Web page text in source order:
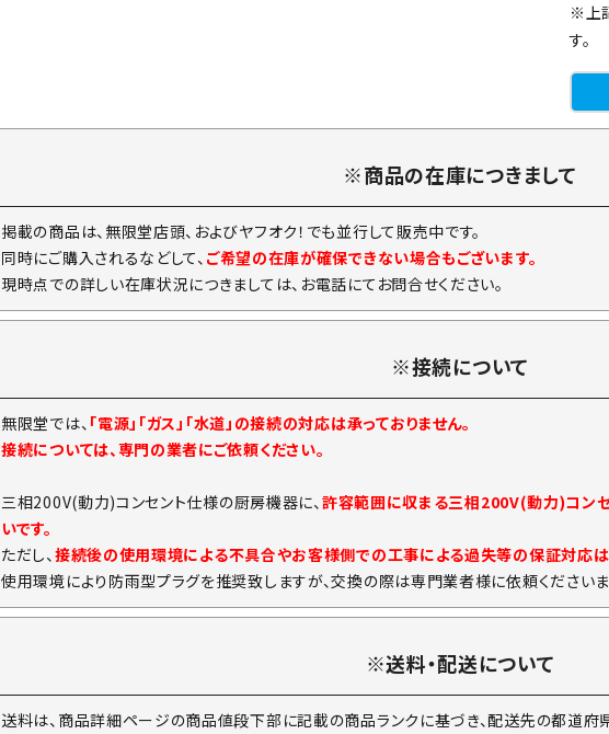
※上
す。
※商品の在庫につきまして
掲載の商品は、無限堂店頭、およびヤフオク！でも並行して販売中です。
同時にご購入されるなどして、 ご希望の在庫が確保できない場合もございます。
現時点での詳しい在庫状況につきましては、お電話にてお問合せください。
※接続について
無限堂では、 「電源」「ガス」「水道」の接続の対応は承っておりません。
接続については、専門の業者にご依頼ください。
三相200V(動力)コンセント仕様の厨房機器に、許容範囲に収まる三相200V(動力)コン
いです。
ただし、接続後の使用環境による不具合やお客様側での工事による過失等の保証対応
使用環境により防雨型プラグを推奨致しますが、交換の際は専門業者様に依頼くださいま
※送料・配送について
送料は、商品詳細ページの商品値段下部に記載の商品ランクに基づき、配送先の都道府